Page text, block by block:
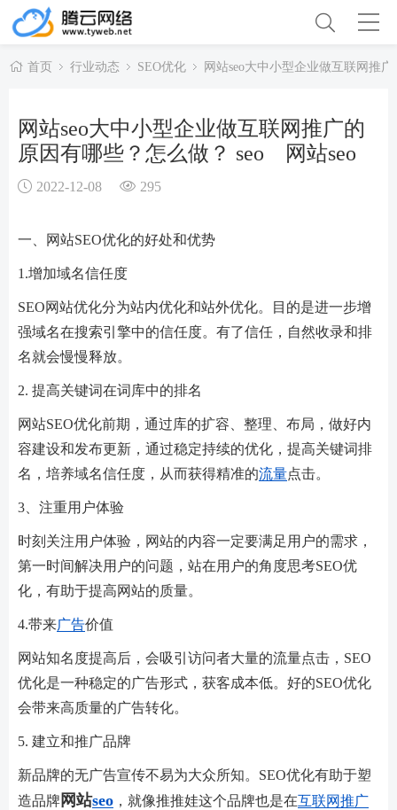
首页 行业动态 SEO优化 网站seo大中小型企业做互联网推
网站seo大中小型企业做互联网推广的
原因有哪些？怎么做？ seo 网站seo
2022-12-08 295
一、网站SEO优化的好处和优势
1.增加域名信任度
SEO网站优化分为站内优化和站外优化。目的是进一步增
强域名在搜索引擎中的信任度。有了信任，自然收录和排
名就会慢慢释放。
2. 提高关键词在词库中的排名
网站SEO优化前期，通过库的扩容、整理、布局，做好内
容建设和发布更新，通过稳定持续的优化，提高关键词排
名，培养域名信任度，从而获得精准的流量点击。
3、注重用户体验
时刻关注用户体验，网站的内容一定要满足用户的需求，
第一时间解决用户的问题，站在用户的角度思考SEO优
化，有助于提高网站的质量。
4.带来广告价值
网站知名度提高后，会吸引访问者大量的流量点击，SEO
优化是一种稳定的广告形式，获客成本低。好的SEO优化
会带来高质量的广告转化。
5. 建立和推广品牌
新品牌的无广告宣传不易为大众所知。SEO优化有助于塑
造品牌网站seo ，就像推推娃这个品牌也是在互联网推广